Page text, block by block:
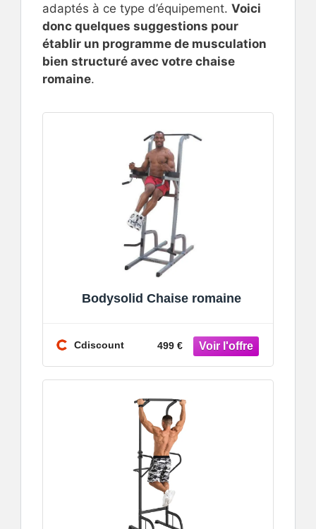
adaptés à ce type d’équipement. Voici
donc quelques suggestions pour
établir un programme de musculation
bien structuré avec votre chaise
romaine.
Bodysolid Chaise romaine
Cdiscount 499 €